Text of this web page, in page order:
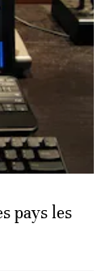
pays les